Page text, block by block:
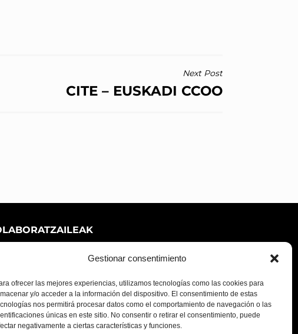
Gestionar consentimiento
ofrecer las mejores experiencias, utilizamos tecnologías como las cookies para
y/o acceder a la información del dispositivo. El consentimiento de estas
nos permitirá procesar datos como el comportamiento de navegación o las
únicas en este sitio. No consentir o retirar el consentimiento, puede
negativamente a ciertas características y funciones.
Next Post
CITE – EUSKADI CCOO